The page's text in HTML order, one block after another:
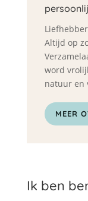
Altijd op
word
natuur en
MEER
Ik ben